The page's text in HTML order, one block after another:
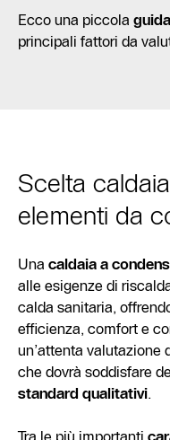
Ecco una piccola
principali fattori da
Scelta
elementi da
Una caldaia a
alle esigenze di
calda sanitaria,
efficienza, comfort e
un’attenta valutazione
che dovrà soddisfare
standard qualitativi.
Tra le più importanti